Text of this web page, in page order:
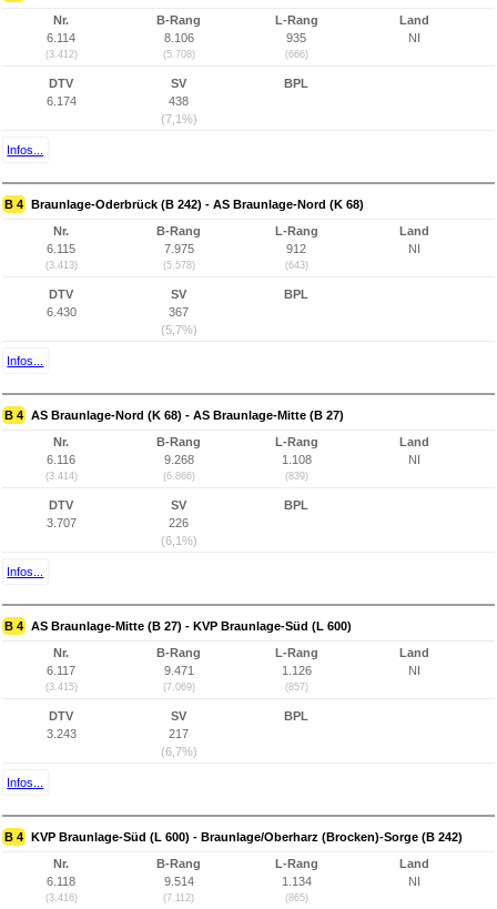
Nr.
6.114
(3.412)
B-Rang
8.106
(5.708)
L-Rang
935
(666)
Land
NI
DTV
6.174
SV
438
(7,1%)
BPL
Infos...
B 4 Braunlage-Oderbrück (B 242) - AS Braunlage-Nord (K 68)
Nr.
6.115
(3.413)
B-Rang
7.975
(5.578)
L-Rang
912
(643)
Land
NI
DTV
6.430
SV
367
(5,7%)
BPL
Infos...
B 4 AS Braunlage-Nord (K 68) - AS Braunlage-Mitte (B 27)
Nr.
6.116
(3.414)
B-Rang
9.268
(6.866)
L-Rang
1.108
(839)
Land
NI
DTV
3.707
SV
226
(6,1%)
BPL
Infos...
B 4 AS Braunlage-Mitte (B 27) - KVP Braunlage-Süd (L 600)
Nr.
6.117
(3.415)
B-Rang
9.471
(7.069)
L-Rang
1.126
(857)
Land
NI
DTV
3.243
SV
217
(6,7%)
BPL
Infos...
B 4 KVP Braunlage-Süd (L 600) - Braunlage/Oberharz (Brocken)-Sorge (B 242)
Nr.
6.118
(3.416)
B-Rang
9.514
(7.112)
L-Rang
1.134
(865)
Land
NI